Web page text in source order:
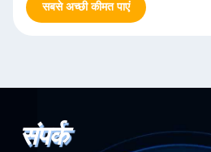
सबसे अच्छी कीमत पाएं
संपर्क